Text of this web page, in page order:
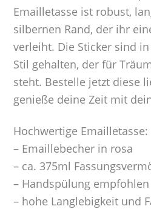
Emailletasse ist robust,
silbernen Rand, der ihr
verleiht. Die Sticker sind
Stil gehalten, der für
steht. Bestelle jetzt diese
genieße deine Zeit mit
Hochwertige Emailletasse:
– Emaillebecher in rosa
– ca. 375ml
– Handspülung empfohlen
– hohe Langlebigkeit und